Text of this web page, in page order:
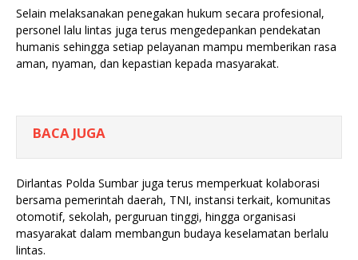
Selain melaksanakan penegakan hukum secara profesional,
personel lalu lintas juga terus mengedepankan pendekatan
humanis sehingga setiap pelayanan mampu memberikan rasa
aman, nyaman, dan kepastian kepada masyarakat.
BACA JUGA
Dirlantas Polda Sumbar juga terus memperkuat kolaborasi
bersama pemerintah daerah, TNI, instansi terkait, komunitas
otomotif, sekolah, perguruan tinggi, hingga organisasi
masyarakat dalam membangun budaya keselamatan berlalu
lintas.